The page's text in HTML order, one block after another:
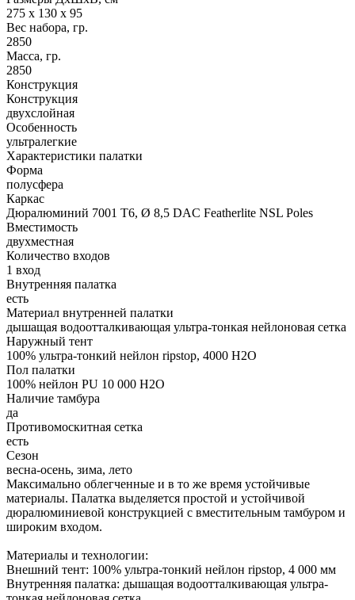
275 х 130 х 95
Вес набора, гр.
2850
Масса, гр.
2850
Конструкция
Конструкция
двухслойная
Особенность
ультралегкие
Характеристики палатки
Форма
полусфера
Каркас
Дюралюминий 7001 T6, Ø 8,5 DAC Featherlite NSL Poles
Вместимость
двухместная
Количество входов
1 вход
Внутренняя палатка
есть
Материал внутренней палатки
дышащая водоотталкивающая ультра-тонкая нейлоновая сетка
Наружный тент
100% ультра-тонкий нейлон ripstop, 4000 H2O
Пол палатки
100% нейлон PU 10 000 H2O
Наличие тамбура
да
Противомоскитная сетка
есть
Сезон
весна-осень, зима, лето
Максимально облегченные и в то же время устойчивые
материалы. Палатка выделяется простой и устойчивой
дюралюминиевой конструкцией с вместительным тамбуром и
широким входом.
Материалы и технологии:
Внешний тент: 100% ультра-тонкий нейлон ripstop, 4 000 мм
Внутренняя палатка: дышащая водоотталкивающая ультра-